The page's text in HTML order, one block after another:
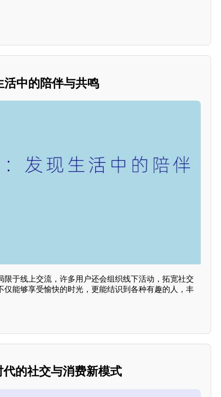
中的陪伴与共鸣
限于线上交流，许多用户还会组织线下活动，拓宽社交
仅能够享受愉快的时光，更能结识到各种有趣的人，丰
的社交与消费新模式